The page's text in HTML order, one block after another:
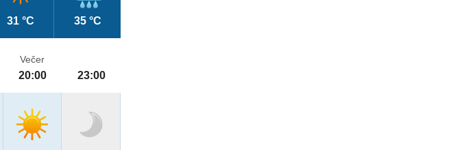
31 °C 35 °C
Večer
20:00 23:00